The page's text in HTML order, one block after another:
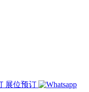
展位预订